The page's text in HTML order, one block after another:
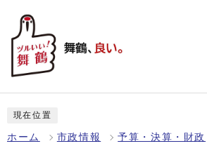
現在位置
ホーム 市政情報 予算・決算・財政